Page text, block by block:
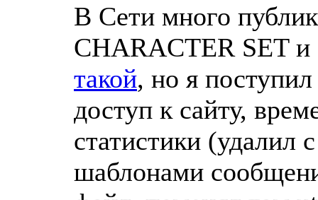
В Сети много
CHARACTER SET
такой, но я
доступ к сайту,
статистики (удалил
шаблонами